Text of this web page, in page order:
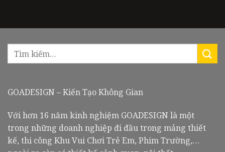
GOADESIGN – Kiến Tạo Không Gian
Với hơn 16 năm kinh nghiệm GOADESIGN là một
trong những doanh nghiệp đi đầu trong mảng thiết
kế, thi công Khu Vui Chơi Trẻ Em, Phim Trường,…